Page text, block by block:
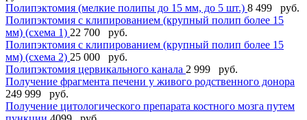
Полипэктомия (мелкие полипы до 15 мм, до 5 шт.) 8 499 руб.
Полипэктомия с клипированием (крупный полип более 15
мм) (схема 1) 22 700 руб.
Полипэктомия с клипированием (крупный полип более 15
мм) (схема 2) 25 000 руб.
Полипэктомия цервикального канала 2 999 руб.
Получение фрагмента печени у живого родственного донора
249 999 руб.
Получение цитологического препарата костного мозга путем